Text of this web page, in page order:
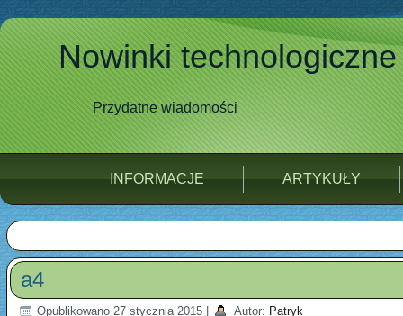
Nowinki technologiczne
Przydatne wiadomości
INFORMACJE ARTYKUŁY
a4
Opublikowano 27 stycznia 2015 Autor: Patryk